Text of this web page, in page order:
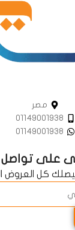
مصر
01149001938
01149001938
على تواصل
كل العروض